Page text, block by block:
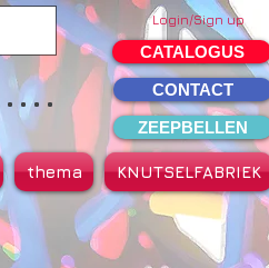
thema KNUTSELFABRIEK
Login/Sign up
CATALOGUS
ZEEPBELLEN
CONTACT